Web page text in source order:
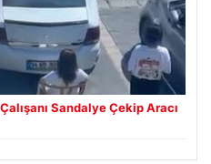
Sandalye Çekip Aracı